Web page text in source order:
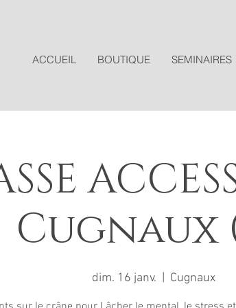
ACCUEIL BOUTIQUE SEMINAIRES
Cugnaux
dim. 16 janv. Cugnaux